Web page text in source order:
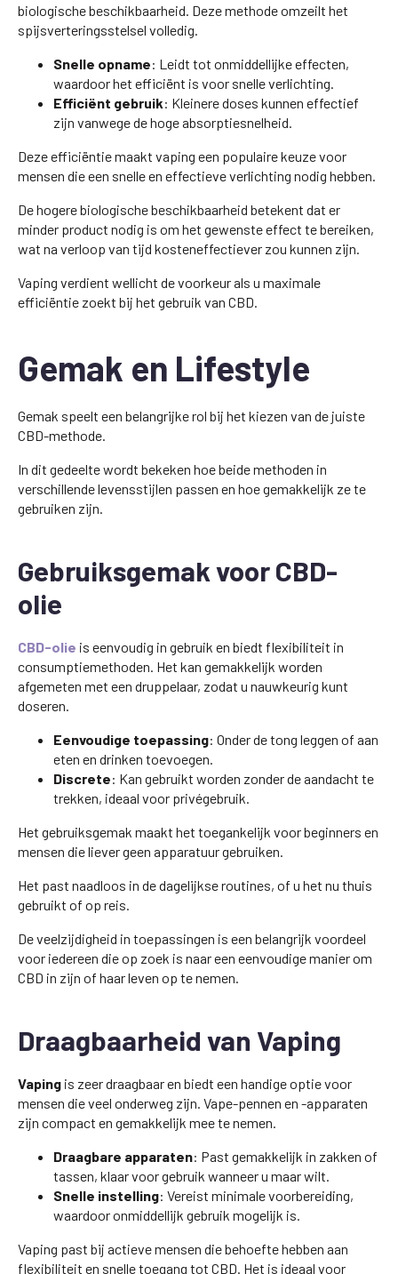
biologische beschikbaarheid. Deze methode omzeilt het
spijsverteringsstelsel volledig.
Snelle opname: Leidt tot onmiddellijke effecten,
waardoor het efficiënt is voor snelle verlichting.
Efficiënt gebruik: Kleinere doses kunnen effectief
zijn vanwege de hoge absorptiesnelheid.
Deze efficiëntie maakt vaping een populaire keuze voor
mensen die een snelle en effectieve verlichting nodig hebben.
De hogere biologische beschikbaarheid betekent dat er
minder product nodig is om het gewenste effect te bereiken,
wat na verloop van tijd kosteneffectiever zou kunnen zijn.
Vaping verdient wellicht de voorkeur als u maximale
efficiëntie zoekt bij het gebruik van CBD.
Gemak en Lifestyle
Gemak speelt een belangrijke rol bij het kiezen van de juiste
CBD-methode.
In dit gedeelte wordt bekeken hoe beide methoden in
verschillende levensstijlen passen en hoe gemakkelijk ze te
gebruiken zijn.
Gebruiksgemak voor CBD-
olie
CBD-olie is eenvoudig in gebruik en biedt flexibiliteit in
consumptiemethoden. Het kan gemakkelijk worden
afgemeten met een druppelaar, zodat u nauwkeurig kunt
doseren.
Eenvoudige toepassing: Onder de tong leggen of aan
eten en drinken toevoegen.
Discrete: Kan gebruikt worden zonder de aandacht te
trekken, ideaal voor privégebruik.
Het gebruiksgemak maakt het toegankelijk voor beginners en
mensen die liever geen apparatuur gebruiken.
Het past naadloos in de dagelijkse routines, of u het nu thuis
gebruikt of op reis.
De veelzijdigheid in toepassingen is een belangrijk voordeel
voor iedereen die op zoek is naar een eenvoudige manier om
CBD in zijn of haar leven op te nemen.
Draagbaarheid van Vaping
Vaping is zeer draagbaar en biedt een handige optie voor
mensen die veel onderweg zijn. Vape-pennen en -apparaten
zijn compact en gemakkelijk mee te nemen.
Draagbare apparaten: Past gemakkelijk in zakken of
tassen, klaar voor gebruik wanneer u maar wilt.
Snelle instelling: Vereist minimale voorbereiding,
waardoor onmiddellijk gebruik mogelijk is.
Vaping past bij actieve mensen die behoefte hebben aan
flexibiliteit en snelle toegang tot CBD. Het is ideaal voor